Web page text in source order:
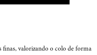
finas, valorizando o colo de forma